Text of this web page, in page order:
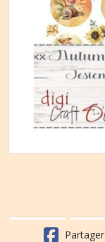
Partager